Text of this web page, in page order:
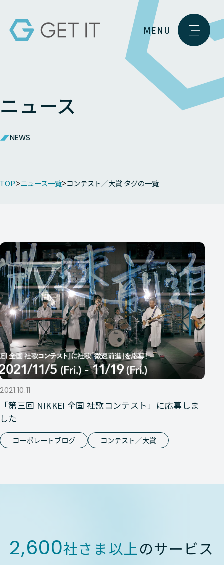
MENU
ニュース
NEWS
TOP ニュース一覧 コンテスト／大賞 タグの一覧
2021.10.11
「第三回 NIKKEI 全国 社歌コンテスト」に応募しま
した
コーポレートブログ コンテスト／大賞
2,600社さま以上のサービス